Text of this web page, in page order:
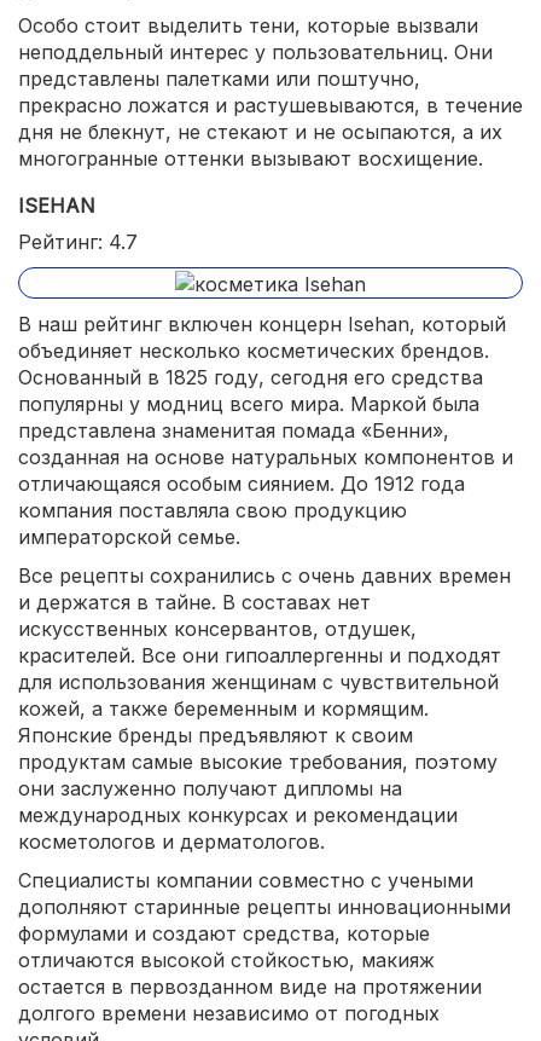
Особо стоит выделить тени, которые вызвали
неподдельный интерес у пользовательниц. Они
представлены палетками или поштучно,
прекрасно ложатся и растушевываются, в течение
дня не блекнут, не стекают и не осыпаются, а их
многогранные оттенки вызывают восхищение.
ISEHAN
Рейтинг: 4.7
В наш рейтинг включен концерн Isehan, который
объединяет несколько косметических брендов.
Основанный в 1825 году, сегодня его средства
популярны у модниц всего мира. Маркой была
представлена знаменитая помада «Бенни»,
созданная на основе натуральных компонентов и
отличающаяся особым сиянием. До 1912 года
компания поставляла свою продукцию
императорской семье.
Все рецепты сохранились с очень давних времен
и держатся в тайне. В составах нет
искусственных консервантов, отдушек,
красителей. Все они гипоаллергенны и подходят
для использования женщинам с чувствительной
кожей, а также беременным и кормящим.
Японские бренды предъявляют к своим
продуктам самые высокие требования, поэтому
они заслуженно получают дипломы на
международных конкурсах и рекомендации
косметологов и дерматологов.
Специалисты компании совместно с учеными
дополняют старинные рецепты инновационными
формулами и создают средства, которые
отличаются высокой стойкостью, макияж
остается в первозданном виде на протяжении
долгого времени независимо от погодных